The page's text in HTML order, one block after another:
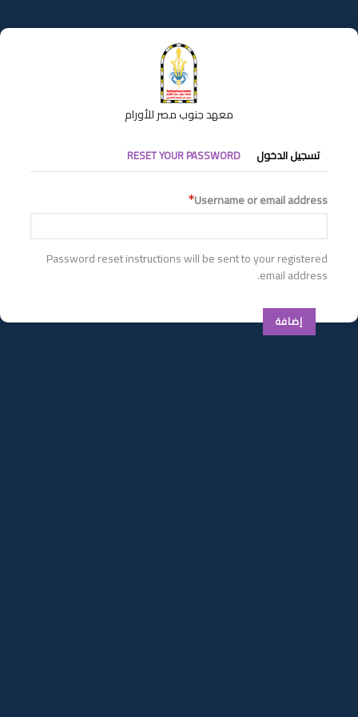
إلى
المحتوى
معهد جنوب مصر للأورام
التبويبات
الأساسية
تسجيل الدخول RESET YOUR PASSWORD
Username or email address
Password reset instructions will be sent to your registered
email address.